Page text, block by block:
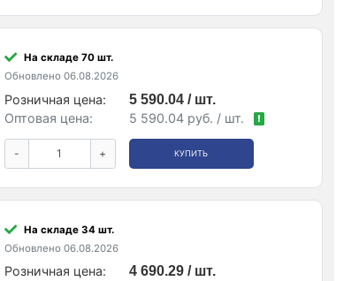
На складе 70 шт.
Обновлено 06.08.2026
Розничная цена:
5 590.04 / шт.
Оптовая цена:
5 590.04 руб. / шт. !
- + КУПИТЬ
На складе 34 шт.
Обновлено 06.08.2026
Розничная цена:
4 690.29 / шт.